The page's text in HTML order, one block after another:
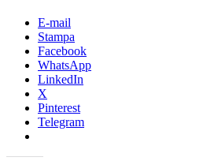
E-mail
Stampa
Facebook
WhatsApp
LinkedIn
X
Pinterest
Telegram